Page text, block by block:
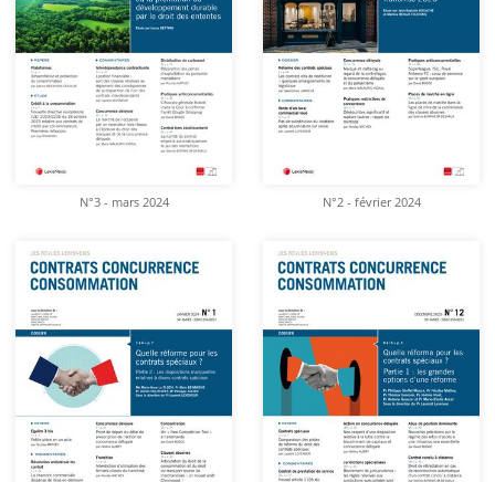
N°3 - mars 2024 N°2 - février 2024